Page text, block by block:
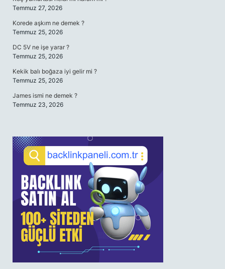
Temmuz 27, 2026
Korede aşkım ne demek ?
Temmuz 25, 2026
DC 5V ne işe yarar ?
Temmuz 25, 2026
Kekik balı boğaza iyi gelir mi ?
Temmuz 25, 2026
James ismi ne demek ?
Temmuz 23, 2026